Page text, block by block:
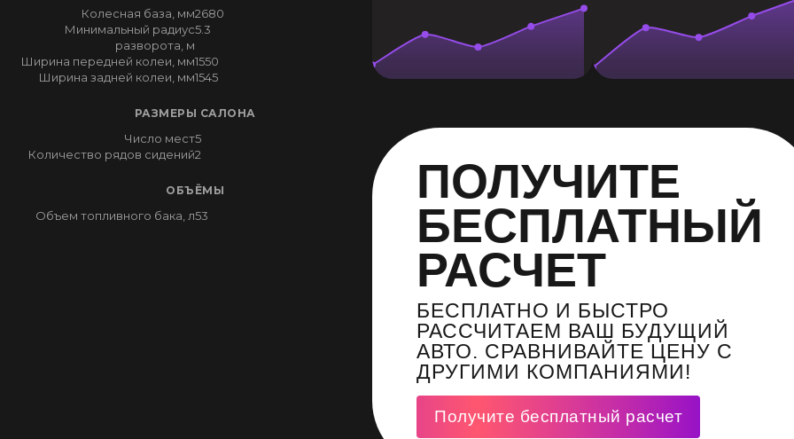
Колесная база, мм2680
Минимальный радиус
разворота, м
5.3
Ширина передней колеи, мм1550
Ширина задней колеи, мм1545
РАЗМЕРЫ САЛОНА
Число мест5
Количество рядов сидений2
ОБЪЁМЫ
Объем топливного бака, л53
ПОЛУЧИТЕ
БЕСПЛАТНЫЙ
РАСЧЕТ
БЕСПЛАТНО И БЫСТРО
РАССЧИТАЕМ ВАШ БУДУЩИЙ
АВТО. СРАВНИВАЙТЕ ЦЕНУ С
ДРУГИМИ КОМПАНИЯМИ!
Получите бесплатный расчет